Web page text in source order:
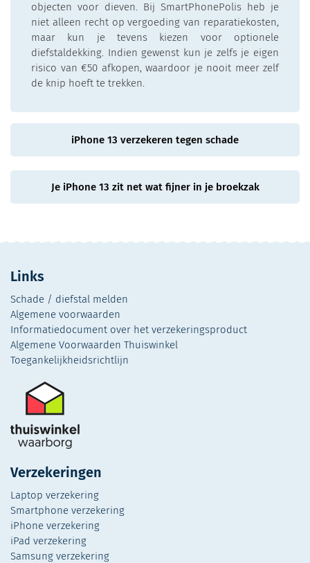
objecten voor dieven. Bij SmartPhonePolis heb je
niet alleen recht op vergoeding van reparatiekosten,
maar kun je tevens kiezen voor optionele
diefstaldekking. Indien gewenst kun je zelfs je eigen
risico van €50 afkopen, waardoor je nooit meer zelf
de knip hoeft te trekken.
iPhone 13 verzekeren tegen schade
Je iPhone 13 zit net wat fijner in je broekzak
Links
Schade / diefstal melden
Algemene voorwaarden
Informatiedocument over het verzekeringsproduct
Algemene Voorwaarden Thuiswinkel
Toegankelijkheidsrichtlijn
Verzekeringen
Laptop verzekering
Smartphone verzekering
iPhone verzekering
iPad verzekering
Samsung verzekering